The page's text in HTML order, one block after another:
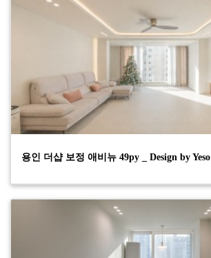
용인 더샵 보정 애비뉴 49py _ Design by Yeso